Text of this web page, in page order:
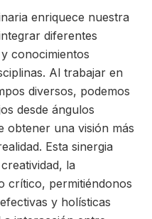
enriquece nuestra
diferentes
conocimientos
Al trabajar en
diversos, podemos
desde ángulos
obtener una visión más
Esta sinergia
la
crítico, permitiéndonos
y holísticas